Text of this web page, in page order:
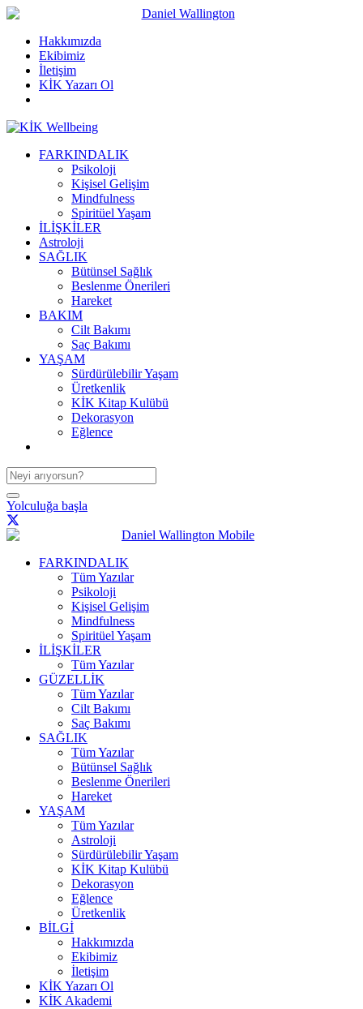
Hakkımızda
Ekibimiz
İletişim
KİK Yazarı Ol
FARKINDALIK
Psikoloji
Kişisel Gelişim
Mindfulness
Spiritüel Yaşam
İLİŞKİLER
Astroloji
SAĞLIK
Bütünsel Sağlık
Beslenme Önerileri
Hareket
BAKIM
Cilt Bakımı
Saç Bakımı
YAŞAM
Sürdürülebilir Yaşam
Üretkenlik
KİK Kitap Kulübü
Dekorasyon
Eğlence
Yolculuğa başla
FARKINDALIK
Tüm Yazılar
Psikoloji
Kişisel Gelişim
Mindfulness
Spiritüel Yaşam
İLİŞKİLER
Tüm Yazılar
GÜZELLİK
Tüm Yazılar
Cilt Bakımı
Saç Bakımı
SAĞLIK
Tüm Yazılar
Bütünsel Sağlık
Beslenme Önerileri
Hareket
YAŞAM
Tüm Yazılar
Astroloji
Sürdürülebilir Yaşam
KİK Kitap Kulübü
Dekorasyon
Eğlence
Üretkenlik
BİLGİ
Hakkımızda
Ekibimiz
İletişim
KİK Yazarı Ol
KİK Akademi